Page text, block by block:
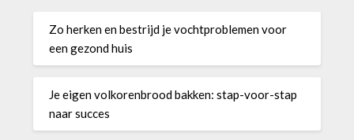
Zo herken en bestrijd je vochtproblemen voor
een gezond huis
Je eigen volkorenbrood bakken: stap-voor-stap
naar succes